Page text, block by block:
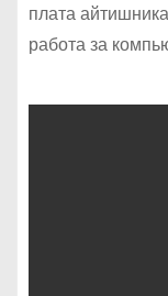
плата
работа за